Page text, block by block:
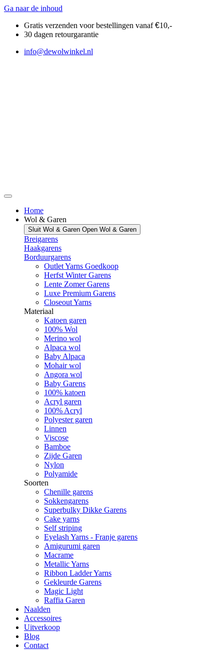
Ga naar de inhoud
Gratis verzenden voor bestellingen vanaf€10,-
30 dagen retourgarantie
info@dewolwinkel.nl
Home
Wol & Garen
Sluit Wol & Garen Open Wol & Garen
Breigarens
Haakgarens
Borduurgarens
Outlet Yarns Goedkoop
Herfst Winter Garens
Lente Zomer Garens
Luxe Premium Garens
Closeout Yarns
Materiaal
Katoen garen
100% Wol
Merino wol
Alpaca wol
Baby Alpaca
Mohair wol
Angora wol
Baby Garens
100% katoen
Acryl garen
100% Acryl
Polyester garen
Linnen
Viscose
Bamboe
Zijde Garen
Nylon
Polyamide
Soorten
Chenille garens
Sokkengarens
Superbulky Dikke Garens
Cake yarns
Self striping
Eyelash Yarns - Franje garens
Amigurumi garen
Macrame
Metallic Yarns
Ribbon Ladder Yarns
Gekleurde Garens
Magic Light
Raffia Garen
Naalden
Accessoires
Uitverkoop
Blog
Contact